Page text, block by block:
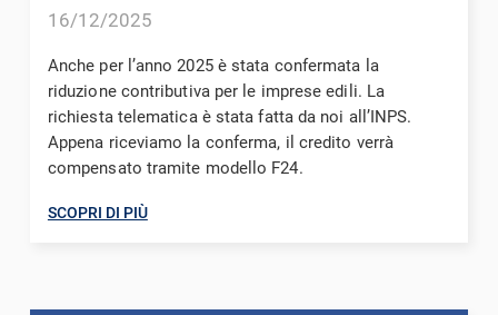
16/12/2025
Anche per l’anno 2025 è stata confermata la
riduzione contributiva per le imprese edili. La
richiesta telematica è stata fatta da noi all’INPS.
Appena riceviamo la conferma, il credito verrà
compensato tramite modello F24.
SCOPRI DI PIÙ